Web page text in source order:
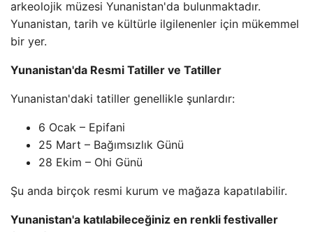
arkeolojik müzesi Yunanistan'da bulunmaktadır.
Yunanistan, tarih ve kültürle ilgilenenler için mükemmel
bir yer.
Yunanistan'da Resmi Tatiller ve Tatiller
Yunanistan'daki tatiller genellikle şunlardır:
6 Ocak – Epifani
25 Mart – Bağımsızlık Günü
28 Ekim – Ohi Günü
Şu anda birçok resmi kurum ve mağaza kapatılabilir.
Yunanistan'a katılabileceğiniz en renkli festivaller